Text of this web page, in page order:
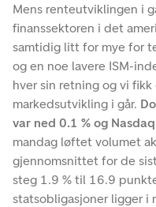
Mens renteutviklingen i
finanssektoren i det
samtidig litt for mye for
og en noe lavere ISM-
hver sin retning og vi
markedsutvikling i går.
var ned 0.1 % og
mandag løftet volumet
gjennomsnittet for de
steg 1.9 % til 16.9
statsobligasjoner ligger i